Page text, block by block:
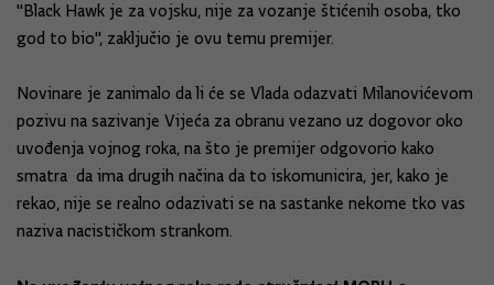
''Black Hawk je za vojsku, nije za vozanje štićenih osoba, tko
god to bio'', zaključio je ovu temu premijer.
Novinare je zanimalo da li će se Vlada odazvati Milanovićevom
pozivu na sazivanje Vijeća za obranu vezano uz dogovor oko
uvođenja vojnog roka, na što je premijer odgovorio kako
smatra da ima drugih načina da to iskomunicira, jer, kako je
rekao, nije se realno odazivati se na sastanke nekome tko vas
naziva nacističkom strankom.